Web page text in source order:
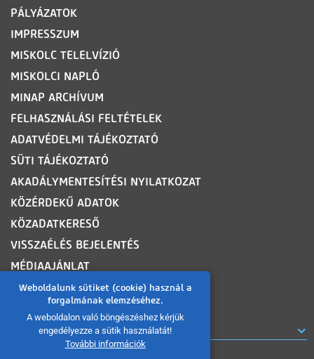
Weboldalunk sütiket (cookie) használ a
forgalmának elemzéséhez.
A weboldalon való böngészéshez kérjük
engedélyezze a sütik használatát!
További információk
PÁLYÁZATOK
IMPRESSZUM
MISKOLC TELELVÍZIÓ
MISKOLCI NAPLÓ
MINAP ARCHÍVUM
FELHASZNÁLÁSI FELTÉTELEK
ADATVÉDELMI TÁJÉKOZTATÓ
SÜTI TÁJÉKOZTATÓ
AKADÁLYMENTESÍTÉSI NYILATKOZAT
KÖZÉRDEKŰ ADATOK
KÖZADATKERESŐ
VISSZAÉLÉS BEJELENTÉS
MÉDIAAJÁNLAT
OLDALTÉRKÉP
ROVATOK